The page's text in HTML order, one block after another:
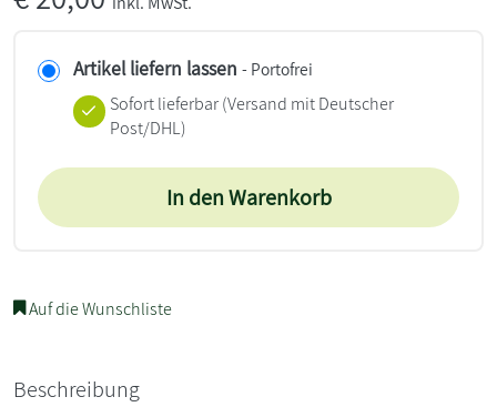
Artikel liefern lassen - Portofrei
Sofort lieferbar(Versand mit Deutscher
Post/DHL)
In den Warenkorb
Auf die Wunschliste
Beschreibung